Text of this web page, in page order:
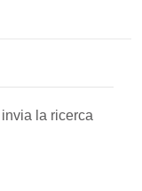
la ricerca